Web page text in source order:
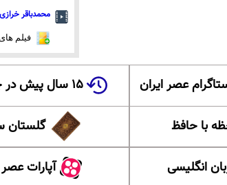
محمدباقر
فیلم
عصر ایران ۱۵ سال پیش در چنین روزی
با حافظ گلستان
انگلیسی آپارات عصر